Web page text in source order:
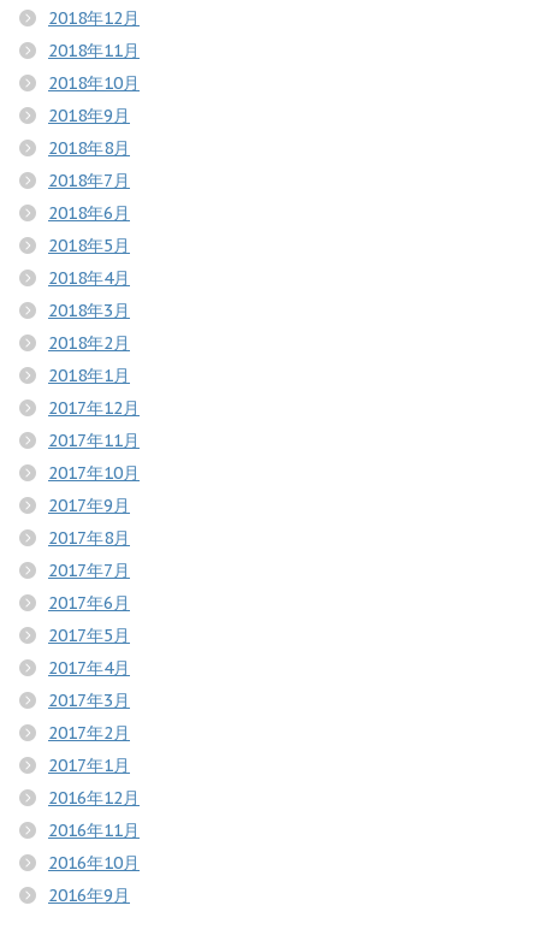
2018年12月
2018年11月
2018年10月
2018年9月
2018年8月
2018年7月
2018年6月
2018年5月
2018年4月
2018年3月
2018年2月
2018年1月
2017年12月
2017年11月
2017年10月
2017年9月
2017年8月
2017年7月
2017年6月
2017年5月
2017年4月
2017年3月
2017年2月
2017年1月
2016年12月
2016年11月
2016年10月
2016年9月